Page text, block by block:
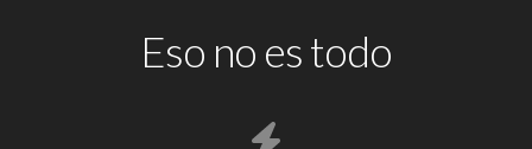
Eso no es todo